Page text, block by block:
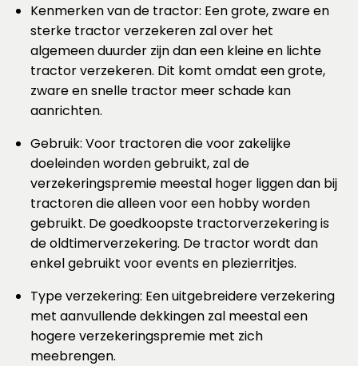
Kenmerken van de tractor: Een grote, zware en
sterke tractor verzekeren zal over het
algemeen duurder zijn dan een kleine en lichte
tractor verzekeren. Dit komt omdat een grote,
zware en snelle tractor meer schade kan
aanrichten.
Gebruik: Voor tractoren die voor zakelijke
doeleinden worden gebruikt, zal de
verzekeringspremie meestal hoger liggen dan bij
tractoren die alleen voor een hobby worden
gebruikt. De goedkoopste tractorverzekering is
de oldtimerverzekering. De tractor wordt dan
enkel gebruikt voor events en plezierritjes.
Type verzekering: Een uitgebreidere verzekering
met aanvullende dekkingen zal meestal een
hogere verzekeringspremie met zich
meebrengen.